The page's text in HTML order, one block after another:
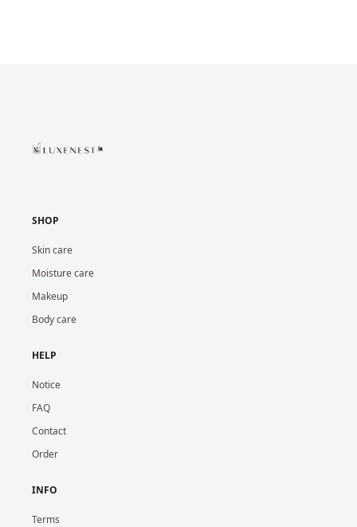
SHOP
Skin care
Moisture care
Makeup
Body care
HELP
Notice
FAQ
Contact
Order
INFO
Terms